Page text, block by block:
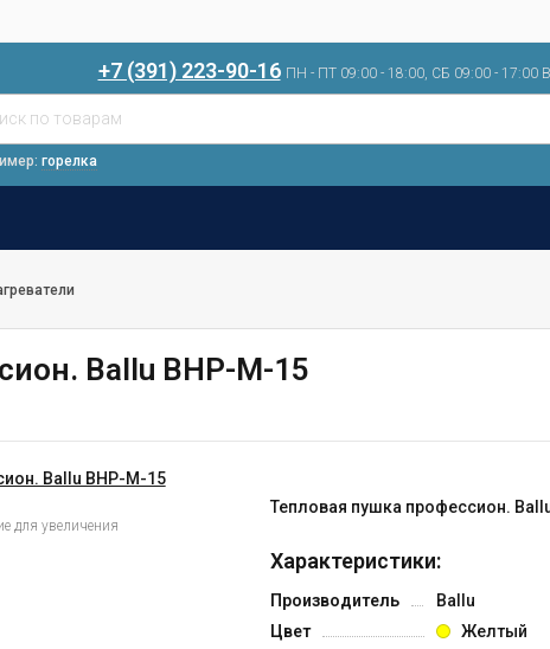
+7 (391) 223-90-16 ПН - ПТ 09:00 - 18:00, СБ 09:00 - 17:00
горелка
Ballu BHP-M-15
для увеличения
Тепловая пушка профессион.
Характеристики:
Производитель
Ballu
Цвет
Желтый